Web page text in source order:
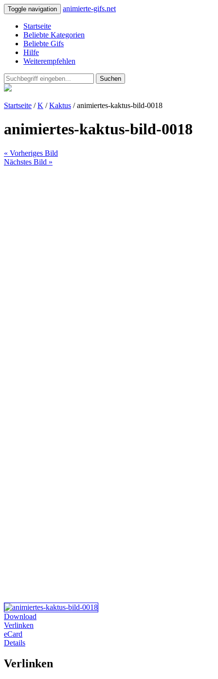
Toggle navigation animierte-gifs.net
Startseite
Beliebte Kategorien
Beliebte Gifs
Hilfe
Weiterempfehlen
Suchen
Startseite /K /Kaktus / animiertes-kaktus-bild-0018
animiertes-kaktus-bild-0018
« Vorheriges Bild
Nächstes Bild »
Download
Verlinken
eCard
Details
Verlinken